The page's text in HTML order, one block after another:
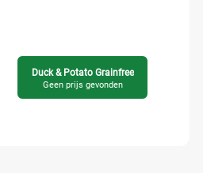
Duck & Potato Grainfree
Geen prijs gevonden